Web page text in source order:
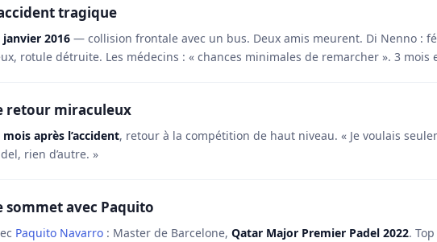
tragique
janvier 2016 — collision frontale avec un bus. Deux amis meurent. Di Nenno :
rotule détruite. Les médecins : « chances minimales de remarcher ». 3
retour miraculeux
mois après l’accident, retour à la compétition de haut niveau. « Je voulais
rien d’autre. »
sommet avec Paquito
Paquito Navarro : Master de Barcelone, Qatar Major Premier Padel 2022.